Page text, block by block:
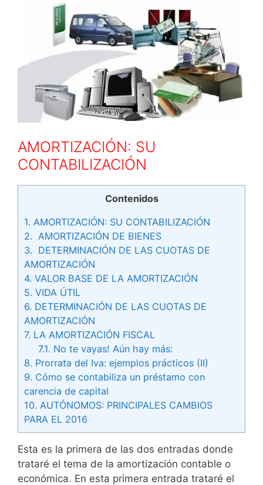
AMORTIZACIÓN: SU
CONTABILIZACIÓN
Contenidos
1. AMORTIZACIÓN: SU CONTABILIZACIÓN
2. AMORTIZACIÓN DE BIENES
3. DETERMINACIÓN DE LAS CUOTAS DE
AMORTIZACIÓN
4. VALOR BASE DE LA AMORTIZACIÓN
5. VIDA ÚTIL
6. DETERMINACIÓN DE LAS CUOTAS DE
AMORTIZACIÓN
7. LA AMORTIZACIÓN FISCAL
7.1. No te vayas! Aún hay más:
8. Prorrata del Iva: ejemplos prácticos (II)
9. Cómo se contabiliza un préstamo con
carencia de capital
10. AUTÓNOMOS: PRINCIPALES CAMBIOS
PARA EL 2016
Esta es la primera de las dos entradas donde
trataré el tema de la amortización contable o
económica. En esta primera entrada trataré el